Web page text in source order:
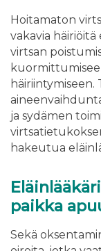
Hoitamaton
vakavia häiriöitä
virtsan
häiriintymiseen.
ja sydämen
hakeutua
paikka
Sekä